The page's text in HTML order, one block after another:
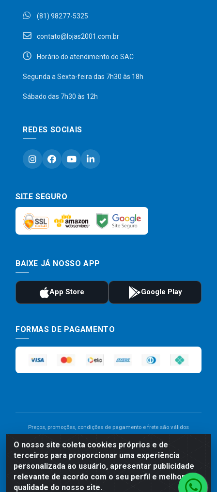
O nosso site coleta cookies próprios e de
terceiros para proporcionar uma experiência
personalizada ao usuário, apresentar publicidade
relevante de acordo com o seu perfil e melhorar a
qualidade do nosso site.
(81) 98277-5325
contato@lojas2001.com.br
Horário do atendimento do SAC
Segunda a Sexta-feira das 7h30 às 18h
Sábado das 7h30 às 12h
REDES SOCIAIS
SITE SEGURO
BAIXE JÁ NOSSO APP
FORMAS DE PAGAMENTO
Preços, promoções, condições de pagamento e frete são válidos
divergência de preço de um produto, será válido o preço que for
exibido no carrinho de compras do site no momento do pagamento.
As vendas estão sujeitas a análise e disponibilidade do estoque.
Imagens de produtos meramente ilustrativas.